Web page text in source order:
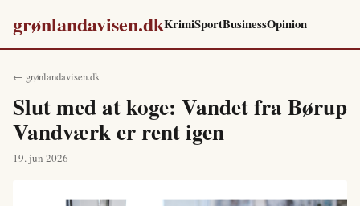
grønlandavisen.dkKrimiSportBusinessOpinion
← grønlandavisen.dk
Slut med at koge: Vandet fra Børup
Vandværk er rent igen
19. jun 2026